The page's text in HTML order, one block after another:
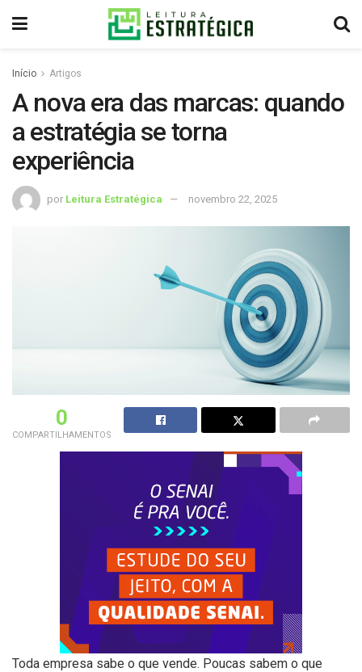
Início Artigos
A nova era das marcas: quando
a estratégia se torna
experiência
por Leitura Estratégica novembro 22, 2025
0
COMPARTILHAMENTOS
Toda empresa sabe o que vende. Poucas sabem o que